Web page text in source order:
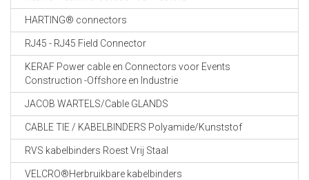
HARTING® connectors
RJ45 - RJ45 Field Connector
KERAF Power cable en Connectors voor Events
Construction -Offshore en Industrie
JACOB WARTELS/Cable GLANDS
CABLE TIE / KABELBINDERS Polyamide/Kunststof
RVS kabelbinders Roest Vrij Staal
VELCRO®Herbruikbare kabelbinders